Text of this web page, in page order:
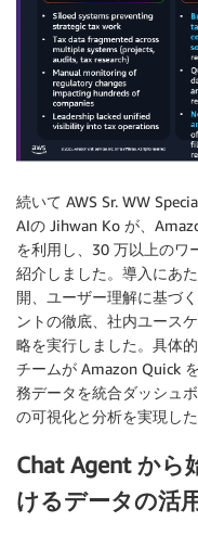
続いて AWS Sr. WW
AIの Jihwan Ko が、
を利用し、30 万以上のワ
紹介しました。導入にあ
開、ユーザー理解に基づ
ントの徹底、社内ユース
略を実行しました。具体
チームが Amazon Quick
務データを統合ダッシュ
の可視化と分析を実現し
Chat Agent から
けるデータの活